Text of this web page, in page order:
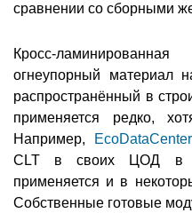
сравнении со сборными
Кросс-
огнеупорный материал
распространённый в
применяется редко,
Например,
EcoDataCenter
CLT в своих ЦОД в
применяется и в
Собственные готовые